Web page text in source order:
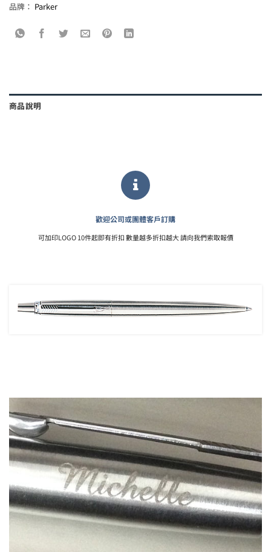
品牌： Parker
商品說明
歡迎公司或團體客戶訂購
可加印LOGO 10件起即有折扣 數量越多折扣越大 請向我們索取報價